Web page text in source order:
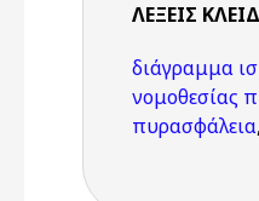
ΛΈΞΕΙΣ
διάγραμμα
νομοθεσίας
πυρασφάλεια,